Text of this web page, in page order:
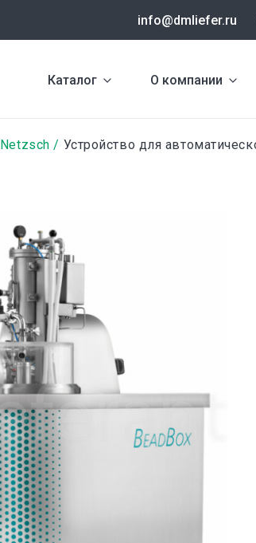
info@dmliefer.ru
Каталог О компании
Netzsch Устройство для